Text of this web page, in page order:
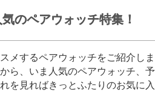
気のペアウォッチ特集！
メするペアウォッチをご紹介しま
ら、いま人気のペアウォッチ、予
を見ればきっとふたりのお気に入